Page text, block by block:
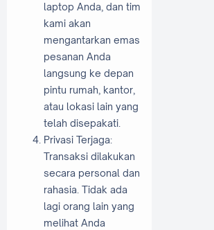
laptop Anda, dan tim
kami akan
mengantarkan emas
pesanan Anda
langsung ke depan
pintu rumah, kantor,
atau lokasi lain yang
telah disepakati.
Privasi Terjaga:
Transaksi dilakukan
secara personal dan
rahasia. Tidak ada
lagi orang lain yang
melihat Anda